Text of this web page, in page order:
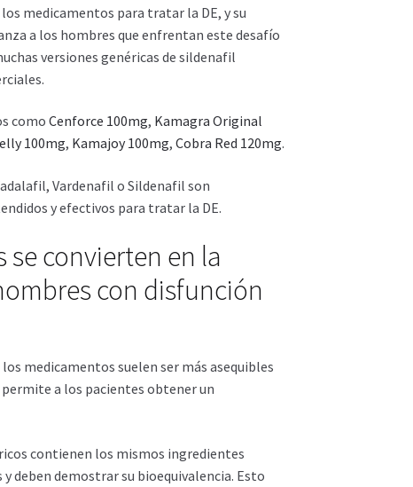
medicamentos para tratar la DE, y su
a los hombres que enfrentan este desafío
versiones genéricas de sildenafil
comoCenforce 100mg, Kamagra Original
100mg, Kamajoy 100mg, Cobra Red 120mg.
Vardenafil o Sildenafil son
y efectivos para tratar la DE.
se convierten en la
con disfunción
medicamentos suelen ser más asequibles
a los pacientes obtener un
contienen los mismos ingredientes
deben demostrar su bioequivalencia. Esto